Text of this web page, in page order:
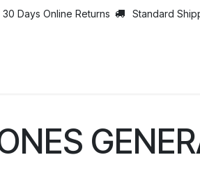
30 Days Online Returns Standard